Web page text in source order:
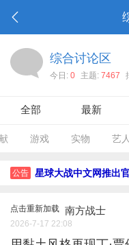
综合讨论区
今日: 0 主题: 7467
全部 最新
游戏 实物 艺人
公告 星球大战中文网推出
点击重新加载 南方战士
2026-7-17 22:08